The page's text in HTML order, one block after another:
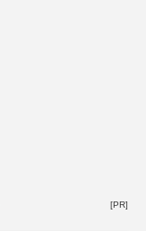
[PR]